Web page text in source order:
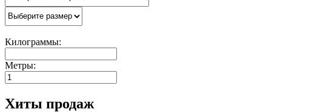
Килограммы:
Метры:
Хиты продаж